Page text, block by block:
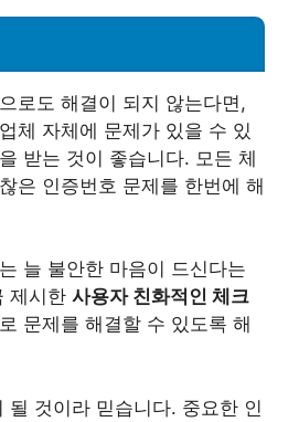
로도 해결이 되지 않는다면,
체 자체에 문제가 있을 수 있
받는 것이 좋습니다. 모든 체
은 인증번호 문제를 한번에 해
늘 불안한 마음이 드신다는
제시한 사용자 친화적인 체크
문제를 해결할 수 있도록 해
될 것이라 믿습니다. 중요한 인